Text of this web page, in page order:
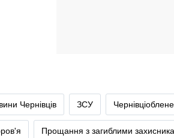
Чернівців ЗСУ
Прощання з загиблими